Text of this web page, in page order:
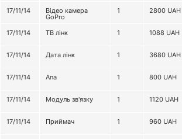
17/11/14
Відео камера
GoPro
1 2800 UAH
17/11/14
ТВ лінк 1 1088 UAH
17/11/14
Дата лінк 1 3680 UAH
17/11/14
Апа 1 800 UAH
17/11/14
Модуль зв'язку 1 1120 UAH
17/11/14
Приймач 1 960 UAH